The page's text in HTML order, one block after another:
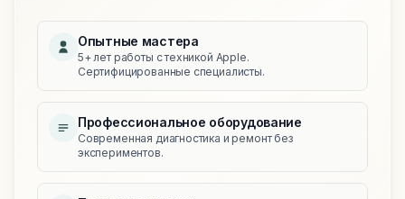
Опытные мастера
5+ лет работы с техникой Apple.
Сертифицированные специалисты.
Профессиональное оборудование
Современная диагностика и ремонт без
экспериментов.